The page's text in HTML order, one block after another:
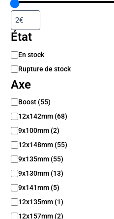
État
D
s
p
n
i
b
i
l
t
é
En stock
Rupture de stock
Axe
A
e
Boost (55)
12x142mm (68)
9x100mm (2)
12x148mm (55)
9x135mm (55)
9x130mm (13)
9x141mm (5)
12x135mm (1)
12x157mm (2)